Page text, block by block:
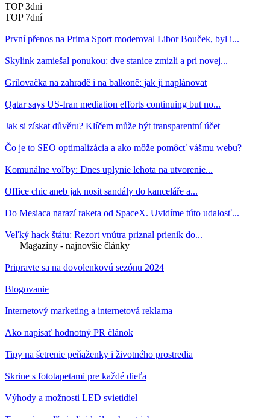
TOP 3dni
TOP 7dní
První přenos na Prima Sport moderoval Libor Bouček, byl i...
Skylink zamiešal ponukou: dve stanice zmizli a pri novej...
Grilovačka na zahradě i na balkoně: jak ji naplánovat
Qatar says US-Iran mediation efforts continuing but no...
Jak si získat důvěru? Klíčem může být transparentní účet
Čo je to SEO optimalizácia a ako môže pomôcť vášmu webu?
Komunálne voľby: Dnes uplynie lehota na utvorenie...
Office chic aneb jak nosit sandály do kanceláře a...
Do Mesiaca narazí raketa od SpaceX. Uvidíme túto udalosť...
Veľký hack štátu: Rezort vnútra priznal prienik do...
Magazíny - najnovšie články
Pripravte sa na dovolenkovú sezónu 2024
Blogovanie
Internetový marketing a internetová reklama
Ako napísať hodnotný PR článok
Tipy na šetrenie peňaženky i životného prostredia
Skrine s fototapetami pre každé dieťa
Výhody a možnosti LED svietidiel